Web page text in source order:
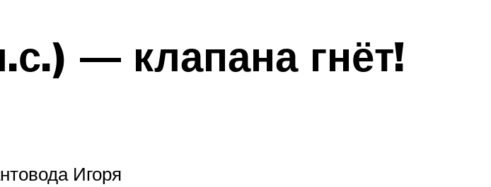
— клапана гнёт!
Игоря